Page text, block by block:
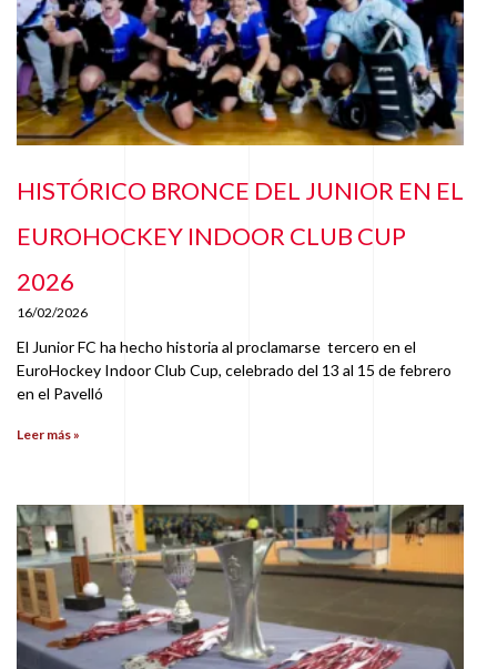
HISTÓRICO BRONCE DEL JUNIOR EN EL
EUROHOCKEY INDOOR CLUB CUP
2026
16/02/2026
El Junior FC ha hecho historia al proclamarse tercero en el
EuroHockey Indoor Club Cup, celebrado del 13 al 15 de febrero
en el Pavelló
Leer más »